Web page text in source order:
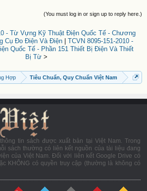
(You must log in or sign up to reply here.)
- Từ Vựng Kỹ Thuật Điện Quốc Tế - Chương
Cụ Đo Điện Và Điện | TCVN 8095-151-2010 -
Quốc Tế - Phần 151 Thiết Bị Điện Và Thiết
Bị Từ>
Hợp Tiêu Chuẩn, Quy Chuẩn Việt Nam
tin sách được xuất bản tại Việt Nam. Trong
sách thường có liên kết nguồn của tài liệu đang
của Việt Nam. Đối với liên kết Google Drive có
KHÔNG có quyền truy cập (thường là không có